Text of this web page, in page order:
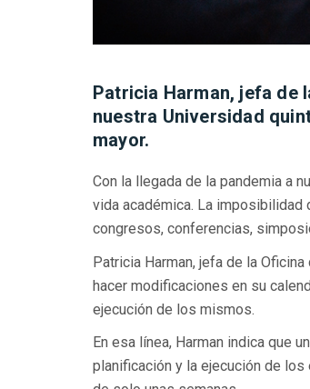
Patricia Harman, jefa de
nuestra Universidad
mayor.
Con la llegada de la pandemia a
vida académica. La imposibilidad
congresos, conferencias,
Patricia Harman, jefa de la
hacer modificaciones en su
ejecución de los mismos.
En esa línea, Harman indica que
planificación y la ejecución de